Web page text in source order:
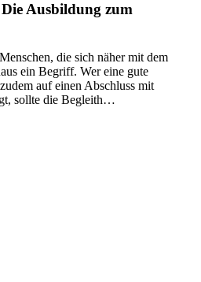
Ausbildung zum
die sich näher mit dem
ein Begriff. Wer eine gute
auf einen Abschluss mit
sollte die Begleith…